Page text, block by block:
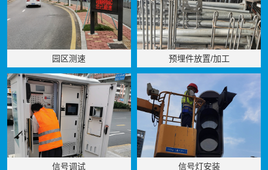
园区测速 预埋件放置/加工
信号调试 信号灯安装